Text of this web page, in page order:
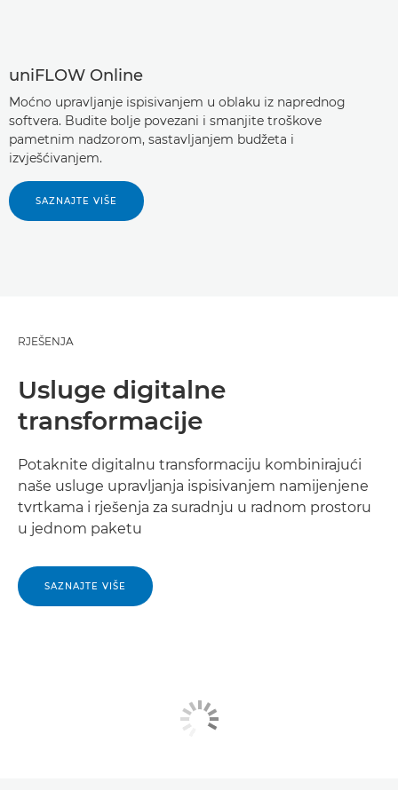
uniFLOW Online
Moćno upravljanje ispisivanjem u oblaku iz naprednog
softvera. Budite bolje povezani i smanjite troškove
pametnim nadzorom, sastavljanjem budžeta i
izvješćivanjem.
SAZNAJTE VIŠE
RJEŠENJA
Usluge digitalne
transformacije
Potaknite digitalnu transformaciju kombinirajući
naše usluge upravljanja ispisivanjem namijenjene
tvrtkama i rješenja za suradnju u radnom prostoru
u jednom paketu
SAZNAJTE VIŠE